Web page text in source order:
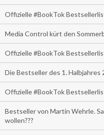
Offizielle #BookTok
Media Control kürt den
Offizielle #BookTok
Die Bestseller des 1. Halbjahres
Offizielle #BookTok
Bestseller von Martin Wehrle.
wollen???